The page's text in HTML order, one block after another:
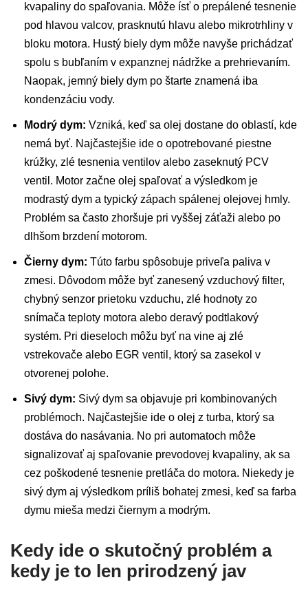
kvapaliny do spaľovania. Môže ísť o prepálené tesnenie
pod hlavou valcov, prasknutú hlavu alebo mikrotrhliny v
bloku motora. Hustý biely dym môže navyše prichádzať
spolu s bubľaním v expanznej nádržke a prehrievaním.
Naopak, jemný biely dym po štarte znamená iba
kondenzáciu vody.
Modrý dym: Vzniká, keď sa olej dostane do oblastí, kde
nemá byť. Najčastejšie ide o opotrebované piestne
krúžky, zlé tesnenia ventilov alebo zaseknutý PCV
ventil. Motor začne olej spaľovať a výsledkom je
modrastý dym a typický zápach spálenej olejovej hmly.
Problém sa často zhoršuje pri vyššej záťaži alebo po
dlhšom brzdení motorom.
Čierny dym: Túto farbu spôsobuje priveľa paliva v
zmesi. Dôvodom môže byť zanesený vzduchový filter,
chybný senzor prietoku vzduchu, zlé hodnoty zo
snímača teploty motora alebo deravý podtlakový
systém. Pri dieseloch môžu byť na vine aj zlé
vstrekovače alebo EGR ventil, ktorý sa zasekol v
otvorenej polohe.
Sivý dym: Sivý dym sa objavuje pri kombinovaných
problémoch. Najčastejšie ide o olej z turba, ktorý sa
dostáva do nasávania. No pri automatoch môže
signalizovať aj spaľovanie prevodovej kvapaliny, ak sa
cez poškodené tesnenie pretláča do motora. Niekedy je
sivý dym aj výsledkom príliš bohatej zmesi, keď sa farba
dymu mieša medzi čiernym a modrým.
Kedy ide o skutočný problém a
kedy je to len prirodzený jav